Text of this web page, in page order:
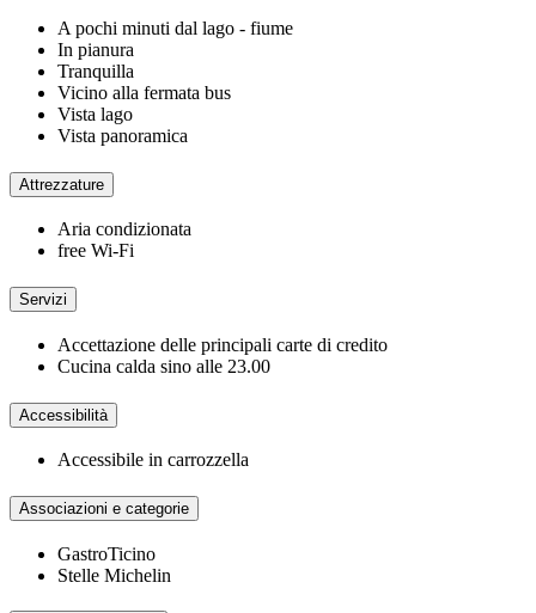
A pochi minuti dal lago - fiume
In pianura
Tranquilla
Vicino alla fermata bus
Vista lago
Vista panoramica
Attrezzature
Aria condizionata
free Wi-Fi
Servizi
Accettazione delle principali carte di credito
Cucina calda sino alle 23.00
Accessibilità
Accessibile in carrozzella
Associazioni e categorie
GastroTicino
Stelle Michelin